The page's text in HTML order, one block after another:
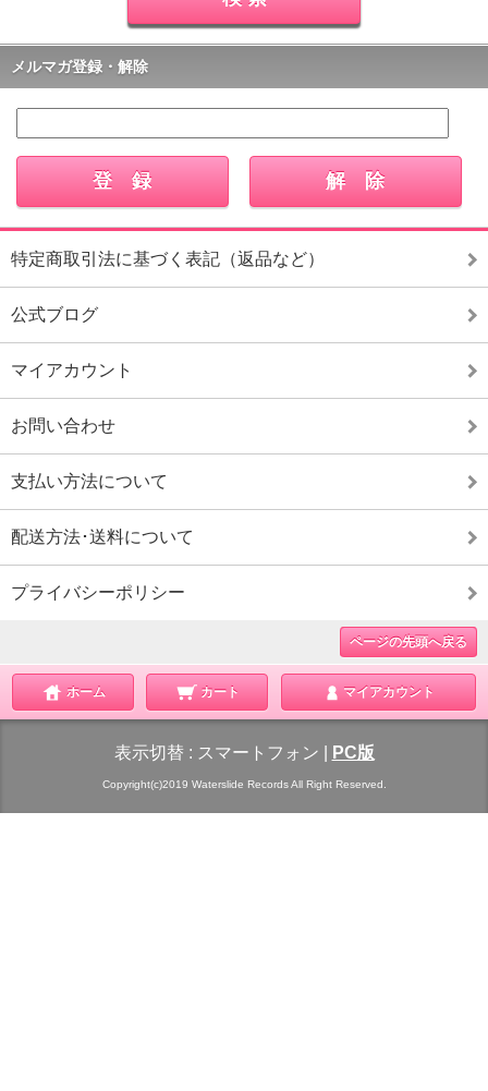
メルマガ登録・解除
特定商取引法に基づく表記（返品など）
公式ブログ
マイアカウント
お問い合わせ
支払い方法について
配送方法･送料について
プライバシーポリシー
ページの先頭へ戻る
ホーム カート マイアカウント
表示切替 : スマートフォン PC版
Copyright(c)2019 Waterslide Records All Right Reserved.